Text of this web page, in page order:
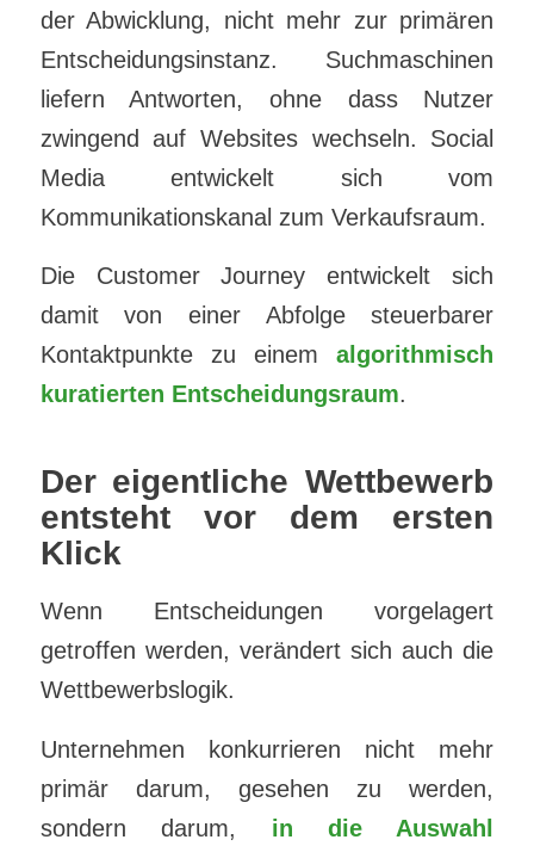
der Abwicklung, nicht mehr zur primären
Entscheidungsinstanz. Suchmaschinen
liefern Antworten, ohne dass Nutzer
zwingend auf Websites wechseln. Social
Media entwickelt sich vom
Kommunikationskanal zum Verkaufsraum.
Die Customer Journey entwickelt sich
damit von einer Abfolge steuerbarer
Kontaktpunkte zu einemalgorithmisch
kuratierten Entscheidungsraum.
Der eigentliche Wettbewerb
entsteht vor dem ersten
Klick
Wenn Entscheidungen vorgelagert
getroffen werden, verändert sich auch die
Wettbewerbslogik.
Unternehmen konkurrieren nicht mehr
primär darum, gesehen zu werden,
sondern darum, in die Auswahl